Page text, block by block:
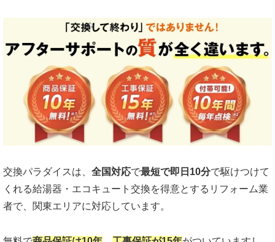
交換パラダイスは、 全国対応で最短で即日10分で駆けつけて
くれる給湯器・エコキュート交換を得意とするリフォーム業
者で、関東エリアに対応しています。